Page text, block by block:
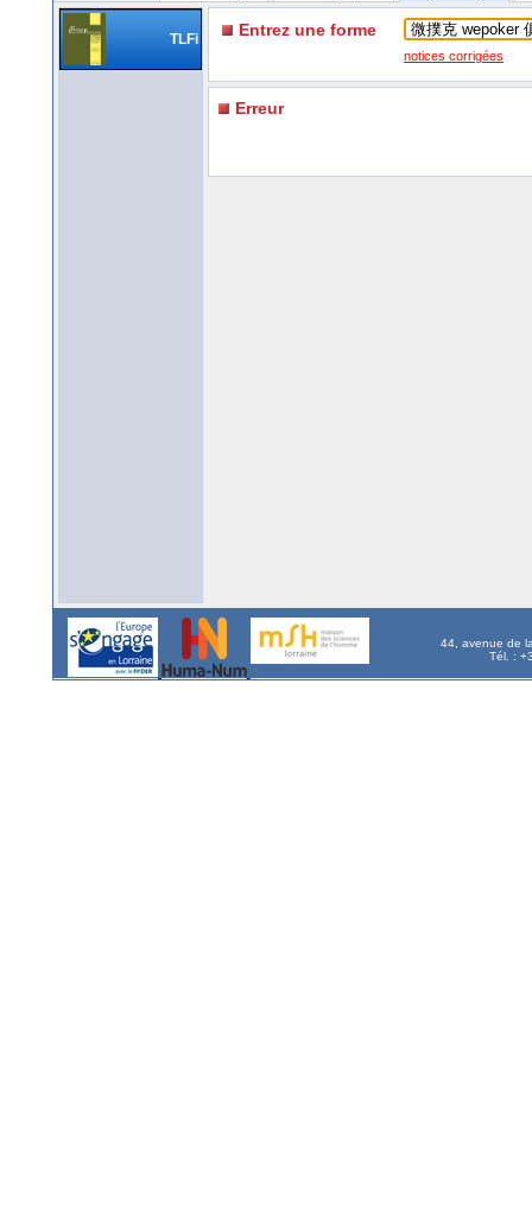
TLFi Entrez une forme
notices corrigées
Erreur
44, avenue de
Tél. :